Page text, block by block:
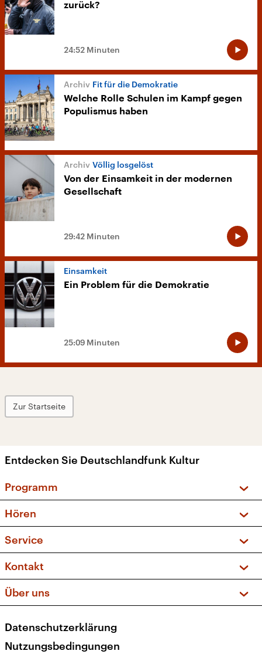
zurück?
24:52 Minuten
Fit für die Demokratie
Welche Rolle Schulen im Kampf gegen
Populismus haben
Völlig losgelöst
Von der Einsamkeit in der modernen
Gesellschaft
29:42 Minuten
Einsamkeit
Ein Problem für die Demokratie
25:09 Minuten
Zur Startseite
Entdecken Sie Deutschlandfunk Kultur
Programm
Sendungen und Podcasts
Musikliste
Kakadu – Das Kinderprogramm
Hören
Frequenzen (UKW + DAB+)
Service
FAQ
Apps
Newsletter
Kontakt
Social Media
Über uns
Presse
Karriere
Datenschutzerklärung
Nutzungsbedingungen